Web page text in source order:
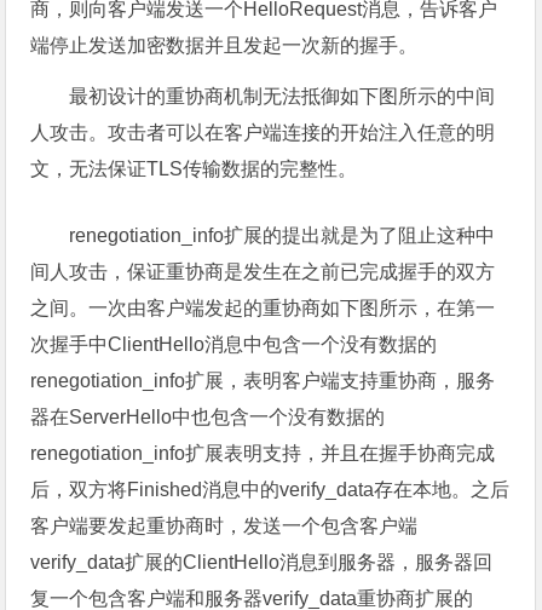
商，则向客户端发送一个HelloRequest消息，告诉客户
端停止发送加密数据并且发起一次新的握手。
最初设计的重协商机制无法抵御如下图所示的中间
人攻击。攻击者可以在客户端连接的开始注入任意的明
文，无法保证TLS传输数据的完整性。
renegotiation_info扩展的提出就是为了阻止这种中
间人攻击，保证重协商是发生在之前已完成握手的双方
之间。一次由客户端发起的重协商如下图所示，在第一
次握手中ClientHello消息中包含一个没有数据的
renegotiation_info扩展，表明客户端支持重协商，服务
器在ServerHello中也包含一个没有数据的
renegotiation_info扩展表明支持，并且在握手协商完成
后，双方将Finished消息中的verify_data存在本地。之后
客户端要发起重协商时，发送一个包含客户端
verify_data扩展的ClientHello消息到服务器，服务器回
复一个包含客户端和服务器verify_data重协商扩展的